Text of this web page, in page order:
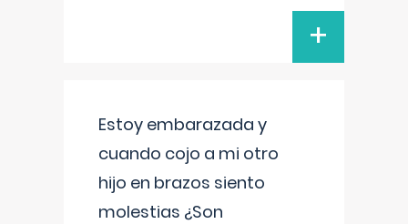
+
Estoy embarazada y
cuando cojo a mi otro
hijo en brazos siento
molestias ¿Son